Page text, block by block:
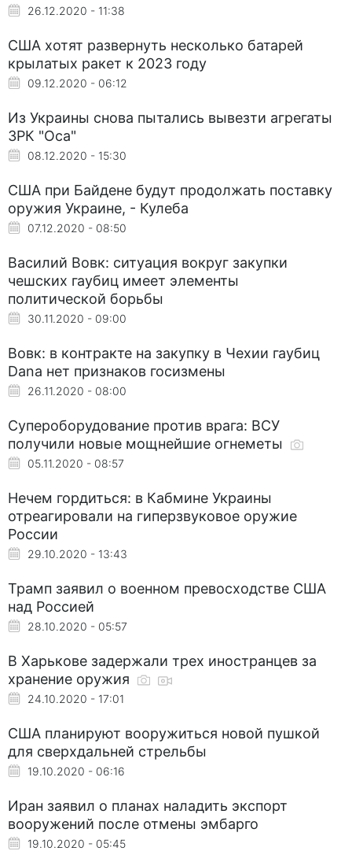
26.12.2020 - 11:38
США хотят развернуть несколько батарей
крылатых ракет к 2023 году
09.12.2020 - 06:12
Из Украины снова пытались вывезти агрегаты
ЗРК "Оса"
08.12.2020 - 15:30
США при Байдене будут продолжать поставку
оружия Украине, - Кулеба
07.12.2020 - 08:50
Василий Вовк: ситуация вокруг закупки
чешских гаубиц имеет элементы
политической борьбы
30.11.2020 - 09:00
Вовк: в контракте на закупку в Чехии гаубиц
Dana нет признаков госизмены
26.11.2020 - 08:00
Супероборудование против врага: ВСУ
получили новые мощнейшие огнеметы
05.11.2020 - 08:57
Нечем гордиться: в Кабмине Украины
отреагировали на гиперзвуковое оружие
России
29.10.2020 - 13:43
Трамп заявил о военном превосходстве США
над Россией
28.10.2020 - 05:57
В Харькове задержали трех иностранцев за
хранение оружия
24.10.2020 - 17:01
США планируют вооружиться новой пушкой
для сверхдальней стрельбы
19.10.2020 - 06:16
Иран заявил о планах наладить экспорт
вооружений после отмены эмбарго
19.10.2020 - 05:45